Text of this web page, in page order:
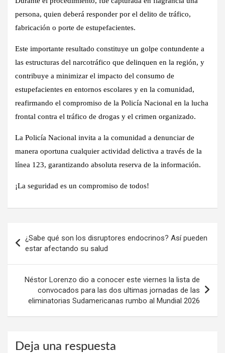
persona, quien deberá responder por el delito de tráfico,
fabricación o porte de estupefacientes.
Este importante resultado constituye un golpe contundente a
las estructuras del narcotráfico que delinquen en la región, y
contribuye a minimizar el impacto del consumo de
estupefacientes en entornos escolares y en la comunidad,
reafirmando el compromiso de la Policía Nacional en la lucha
frontal contra el tráfico de drogas y el crimen organizado.
La Policía Nacional invita a la comunidad a denunciar de
manera oportuna cualquier actividad delictiva a través de la
línea 123, garantizando absoluta reserva de la información.
¡La seguridad es un compromiso de todos!
de
entradas
¿Sabe qué son los disruptores endocrinos? Así pueden
estar afectando su salud
Néstor Lorenzo dio a conocer este viernes la lista de
convocados para las dos ultimas jornadas de las
eliminatorias Sudamericanas rumbo al Mundial 2026
Deja una respuesta